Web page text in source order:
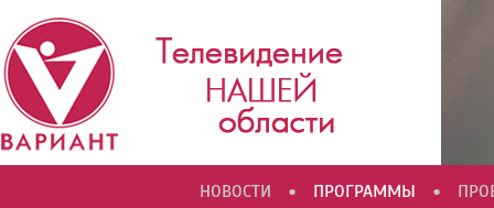
НОВОСТИ • ПРОГРАММЫ •